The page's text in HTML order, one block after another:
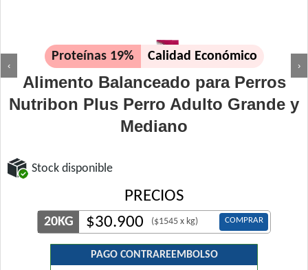
‹ ›
Proteínas 19% Calidad Económico
Alimento Balanceado para Perros
Nutribon Plus Perro Adulto Grande y
Mediano
Stock disponible
PRECIOS
20KG $30.900 ($1545 x kg) COMPRAR
PAGO CONTRAREEMBOLSO